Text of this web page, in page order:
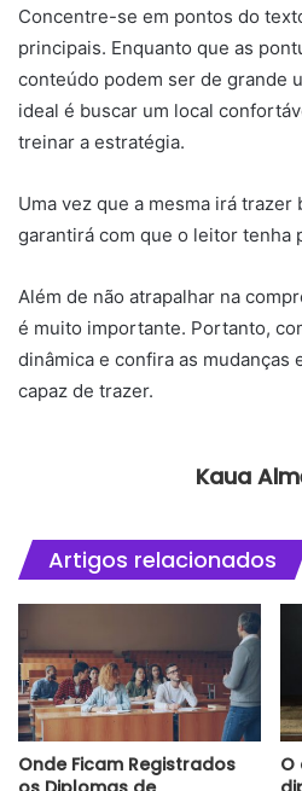
Concentre-se em pontos do
principais. Enquanto que as
conteúdo podem ser de grande
ideal é buscar um local
treinar a estratégia.
Uma vez que a mesma irá trazer
garantirá com que o leitor tenha
Além de não atrapalhar na
é muito importante. Portanto,
dinâmica e confira as mudanças
capaz de trazer.
Kaua
Artigos relacionados
Onde Ficam Registrados
O